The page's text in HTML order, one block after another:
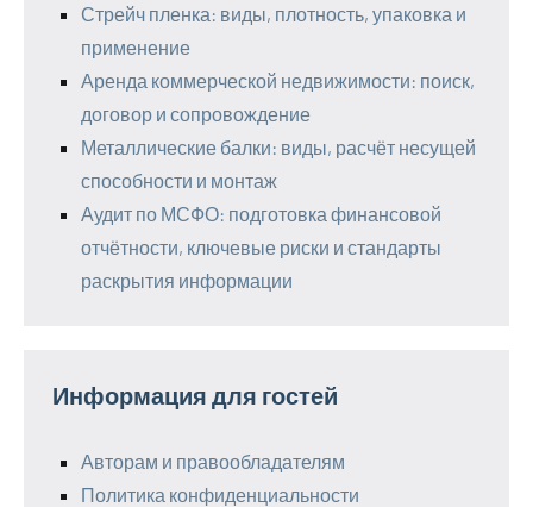
Стрейч пленка: виды, плотность, упаковка и
применение
Аренда коммерческой недвижимости: поиск,
договор и сопровождение
Металлические балки: виды, расчёт несущей
способности и монтаж
Аудит по МСФО: подготовка финансовой
отчётности, ключевые риски и стандарты
раскрытия информации
Информация для гостей
Авторам и правообладателям
Политика конфиденциальности